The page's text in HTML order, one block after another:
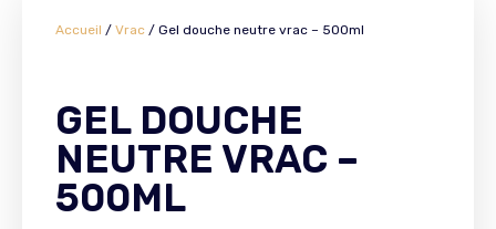
Accueil / Vrac / Gel douche neutre vrac – 500ml
GEL DOUCHE
NEUTRE VRAC –
500ML